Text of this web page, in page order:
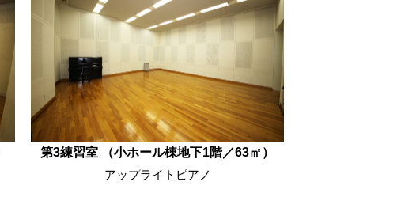
第3練習室 （小ホール棟地下1階／63㎡）
アップライトピアノ